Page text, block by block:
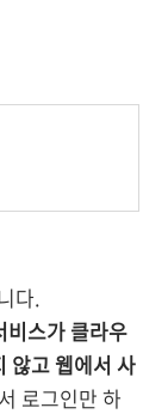
다.
비스가 클라우
않고 웹에서 사
로그인만 하